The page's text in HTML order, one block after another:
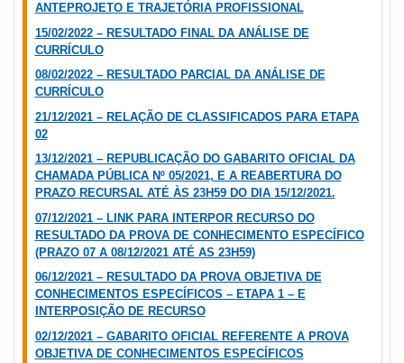
ANTEPROJETO E TRAJETÓRIA PROFISSIONAL
15/02/2022 – RESULTADO FINAL DA ANÁLISE DE
CURRÍCULO
08/02/2022 – RESULTADO PARCIAL DA ANÁLISE DE
CURRÍCULO
21/12/2021 – RELAÇÃO DE CLASSIFICADOS PARA ETAPA
02
13/12/2021 – REPUBLICAÇÃO DO GABARITO OFICIAL DA
CHAMADA PÚBLICA Nº 05/2021, E A REABERTURA DO
PRAZO RECURSAL ATÉ ÀS 23H59 DO DIA 15/12/2021.
07/12/2021 – LINK PARA INTERPOR RECURSO DO
RESULTADO DA PROVA DE CONHECIMENTO ESPECÍFICO
(PRAZO 07 A 08/12/2021 ATÉ AS 23H59)
06/12/2021 – RESULTADO DA PROVA OBJETIVA DE
CONHECIMENTOS ESPECÍFICOS – ETAPA 1 – E
INTERPOSIÇÃO DE RECURSO
02/12/2021 – GABARITO OFICIAL REFERENTE A PROVA
OBJETIVA DE CONHECIMENTOS ESPECÍFICOS